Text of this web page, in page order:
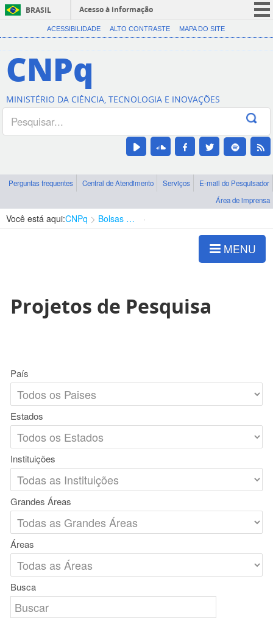
BRASIL
Acesso à informação
CORONAVÍRUS (COVID-19)
Canais
ACESSIBILIDADE ALTO CONTRASTE MAPA DO SITE
CNPq
MINISTÉRIO DA CIÊNCIA, TECNOLOGIA E INOVAÇÕES
Perguntas frequentes Central de Atendimento Serviços
E-mail do Pesquisador
Área de imprensa
Você está aqui:CNPq Bolsas e Auxílios Vigentes
MENU
Projetos de Pesquisa
País
Estados
Instituições
Grandes Áreas
Áreas
Busca